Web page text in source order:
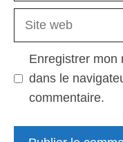
Site
Enregistrer mon
dans le
commentaire.